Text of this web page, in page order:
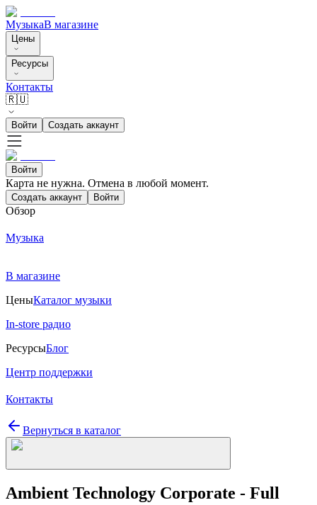
МузыкаВ магазине
Цены
Ресурсы
Контакты
🇷🇺
Войти Создать аккаунт
Войти
Карта не нужна. Отмена в любой момент.
Создать аккаунт Войти
Обзор
Музыка
В магазине
ЦеныКаталог музыки
In-store радио
РесурсыБлог
Центр поддержки
Контакты
Вернуться в каталог
Ambient Technology Corporate - Full